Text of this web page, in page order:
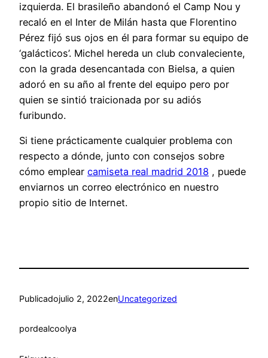
izquierda. El brasileño abandonó el Camp Nou y
recaló en el Inter de Milán hasta que Florentino
Pérez fijó sus ojos en él para formar su equipo de
‘galácticos’. Michel hereda un club convaleciente,
con la grada desencantada con Bielsa, a quien
adoró en su año al frente del equipo pero por
quien se sintió traicionada por su adiós
furibundo.
Si tiene prácticamente cualquier problema con
respecto a dónde, junto con consejos sobre
cómo emplear camiseta real madrid 2018 , puede
enviarnos un correo electrónico en nuestro
propio sitio de Internet.
Publicadojulio 2, 2022enUncategorized
pordealcoolya